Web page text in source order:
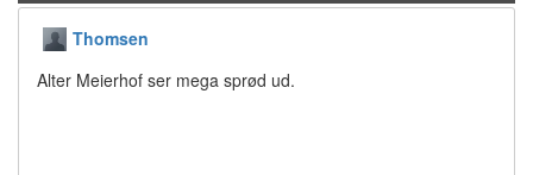
Thomsen
Alter Meierhof ser mega sprød ud.